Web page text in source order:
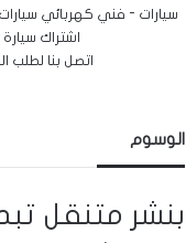
سيارات - فني كهربائي
اشتراك
اتصل بنا لطلب
الوسوم
بنشر متنقل